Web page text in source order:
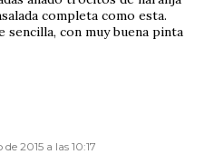
completa como esta.
sencilla, con muy buena pinta
2015 a las 10:17